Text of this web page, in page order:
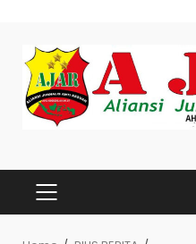
content
PRIMARY
MENU